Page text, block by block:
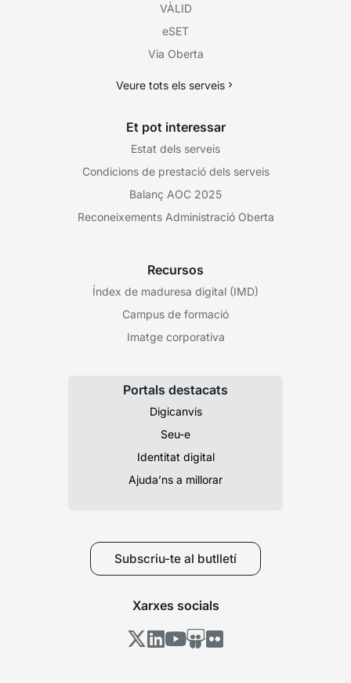
VÀLID
eSET
Via Oberta
Veure tots els serveis
Et pot interessar
Estat dels serveis
Condicions de prestació dels serveis
Balanç AOC 2025
Reconeixements Administració Oberta
Recursos
Índex de maduresa digital (IMD)
Campus de formació
Imatge corporativa
Portals destacats
Digicanvis
Seu-e
Identitat digital
Ajuda’ns a millorar
Subscriu-te al butlletí
Xarxes socials